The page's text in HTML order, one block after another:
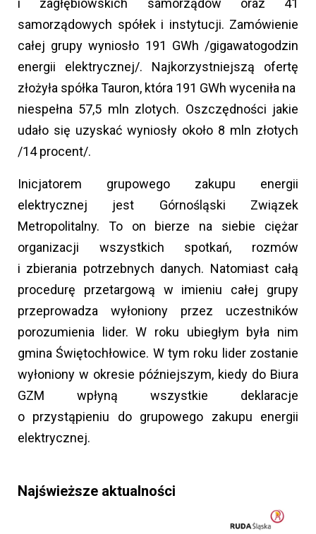
i zagłębiowskich samorządów oraz 41
samorządowych spółek i instytucji. Zamówienie
całej grupy wyniosło 191 GWh /gigawatogodzin
energii elektrycznej/. Najkorzystniejszą ofertę
złożyła spółka Tauron, która 191 GWh wyceniła na
niespełna 57,5 mln zlotych. Oszczędności jakie
udało się uzyskać wyniosły około 8 mln złotych
/14 procent/.
Inicjatorem grupowego zakupu energii
elektrycznej jest Górnośląski Związek
Metropolitalny. To on bierze na siebie ciężar
organizacji wszystkich spotkań, rozmów
i zbierania potrzebnych danych. Natomiast całą
procedurę przetargową w imieniu całej grupy
przeprowadza wyłoniony przez uczestników
porozumienia lider. W roku ubiegłym była nim
gmina Świętochłowice. W tym roku lider zostanie
wyłoniony w okresie późniejszym, kiedy do Biura
GZM wpłyną wszystkie deklaracje
o przystąpieniu do grupowego zakupu energii
elektrycznej.
Najświeższe aktualności